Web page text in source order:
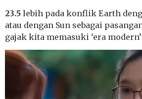
23.5 lebih pada konflik Earth
atau dengan Sun sebagai
gajak kita memasuki ‘era